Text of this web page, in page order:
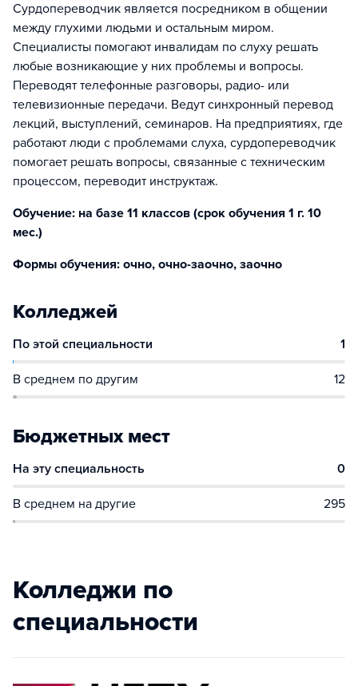
Сурдопереводчик является посредником в общении
между глухими людьми и остальным миром.
Специалисты помогают инвалидам по слуху решать
любые возникающие у них проблемы и вопросы.
Переводят телефонные разговоры, радио- или
телевизионные передачи. Ведут синхронный перевод
лекций, выступлений, семинаров. На предприятиях, где
работают люди с проблемами слуха, сурдопереводчик
помогает решать вопросы, связанные с техническим
процессом, переводит инструктаж.
Обучение: на базе 11 классов (срок обучения 1 г. 10
мес.)
Формы обучения: очно, очно-заочно, заочно
Колледжей
По этой специальности 1
В среднем по другим 12
Бюджетных мест
На эту специальность 0
В среднем на другие 295
Колледжи по
специальности